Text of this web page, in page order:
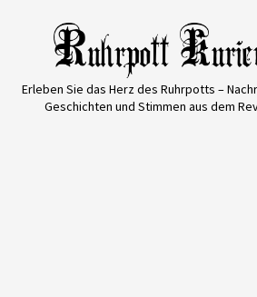
Erleben Sie das Herz des Ruhrpotts –
Geschichten und Stimmen aus dem